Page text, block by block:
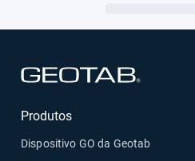
Produtos
Dispositivo GO da Geotab